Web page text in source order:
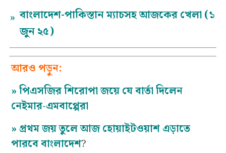
» বাংলাদেশ-পাকিস্তান ম্যাচসহ আজকের খেলা (১
জুন ২৫)
আরও পড়ুন:
»পিএসজির শিরোপা জয়ে যে বার্তা দিলেন
নেইমার-এমবাপ্পেরা
» প্রথম জয় তুলে আজ হোয়াইটওয়াশ এড়াতে
পারবে বাংলাদেশ?